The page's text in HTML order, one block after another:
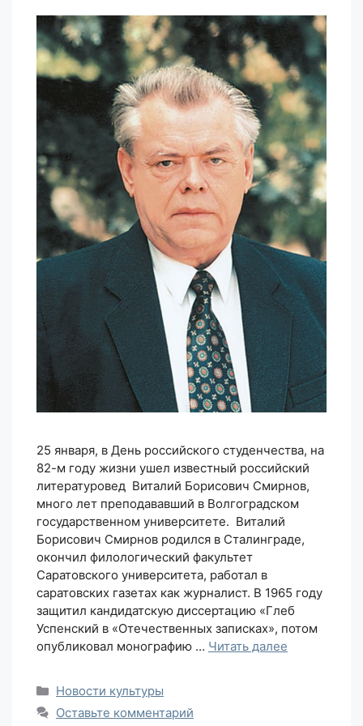
25 января, в День российского студенчества, на
82-м году жизни ушел известный российский
литературовед Виталий Борисович Смирнов,
много лет преподававший в Волгоградском
государственном университете. Виталий
Борисович Смирнов родился в Сталинграде,
окончил филологический факультет
Саратовского университета, работал в
саратовских газетах как журналист. В 1965 году
защитил кандидатскую диссертацию «Глеб
Успенский в «Отечественных записках», потом
опубликовал монографию … Читать далее
Рубрики
Новости культуры
Оставьте комментарий